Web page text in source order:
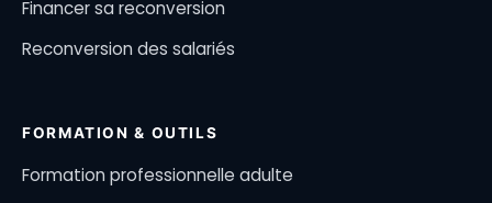
Financer sa reconversion
Reconversion des salariés
FORMATION & OUTILS
Formation professionnelle adulte